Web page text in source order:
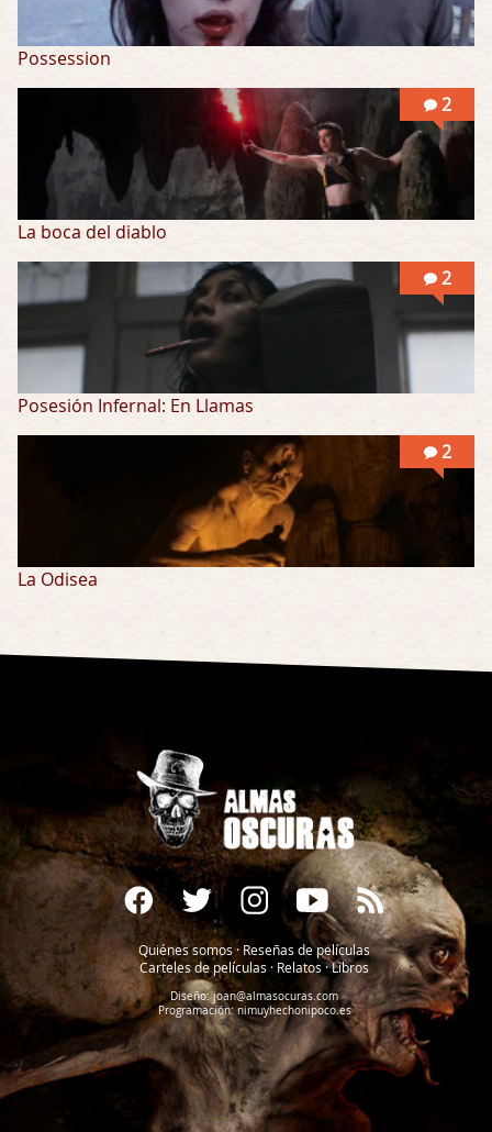
Possession
2
La boca del diablo
2
Posesión Infernal: En Llamas
2
La Odisea
Quiénes somos·Reseñas de películas
Carteles de películas · Relatos·Libros
Diseño:joan@almasocuras.com
Programación:nimuyhechonipoco.es